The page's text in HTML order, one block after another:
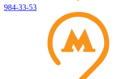
984-33-53